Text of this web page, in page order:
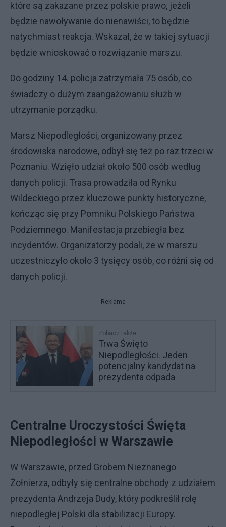
które są zakazane przez polskie prawo, jeżeli
będzie nawoływanie do nienawiści, to będzie
natychmiast reakcja. Wskazał, że w takiej sytuacji
będzie wnioskować o rozwiązanie marszu.
Do godziny 14. policja zatrzymała 75 osób, co
świadczy o dużym zaangażowaniu służb w
utrzymanie porządku.
Marsz Niepodległości, organizowany przez
środowiska narodowe, odbył się też po raz trzeci w
Poznaniu. Wzięło udział około 500 osób według
danych policji. Trasa prowadziła od Rynku
Wildeckiego przez kluczowe punkty historyczne,
kończąc się przy Pomniku Polskiego Państwa
Podziemnego. Manifestacja przebiegła bez
incydentów. Organizatorzy podali, że w marszu
uczestniczyło około 3 tysięcy osób, co różni się od
danych policji.
Reklama
Zobacz także
Trwa Święto
Niepodległości. Jeden
potencjalny kandydat na
prezydenta odpada
Centralne Uroczystości Święta
Niepodległości w Warszawie
W Warszawie, przed Grobem Nieznanego
Żołnierza, odbyły się centralne obchody z udziałem
prezydenta Andrzeja Dudy, który podkreślił rolę
niepodległej Polski dla stabilizacji Europy.